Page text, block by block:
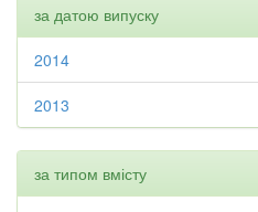
за датою випуску
2014
2013
за типом вмісту